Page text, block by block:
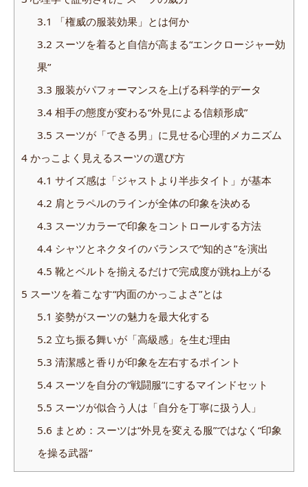
3.1
「権威の服装効果」とは何か
3.2 スーツを着ると自信が高まる“エンクロージャー効
果”
3.3 服装がパフォーマンスを上げる科学的データ
3.4相手の態度が変わる“外見による信頼形成”
3.5 スーツが「できる男」に見せる心理的メカニズム
4 かっこよく見えるスーツの選び方
4.1 サイズ感は「ジャストより半歩タイト」が基本
4.2 肩とラペルのラインが全体の印象を決める
4.3 スーツカラーで印象をコントロールする方法
4.4シャツとネクタイのバランスで“知的さ”を演出
4.5 靴とベルトを揃えるだけで完成度が跳ね上がる
5 スーツを着こなす“内面のかっこよさ”とは
5.1 姿勢がスーツの魅力を最大化する
5.2 立ち振る舞いが「高級感」を生む理由
5.3 清潔感と香りが印象を左右するポイント
5.4スーツを自分の“戦闘服”にするマインドセット
5.5 スーツが似合う人は「自分を丁寧に扱う人」
5.6 まとめ：スーツは“外見を変える服”ではなく“印象
を操る武器”